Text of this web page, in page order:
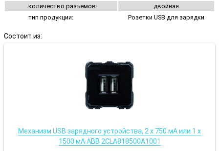
количество разъемов:
двойная
тип продукции:
Розетки USB для зарядки
Состоит из:
Механизм USB зарядного устройства, 2 x 750 мА или 1 х
1500 мА ABB 2CLA818500A1001